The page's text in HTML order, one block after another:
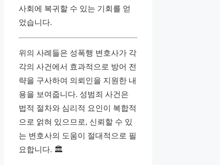
사회에 복귀할 수 있는 기회를 얻
었습니다.
위의 사례들은 성폭행 변호사가 각
각의 사건에서 효과적으로 방어 전
략을 구사하여 의뢰인을 지원한 내
용을 보여줍니다. 성범죄 사건은
법적 절차와 심리적 요인이 복합적
으로 얽혀 있으므로, 신뢰할 수 있
는 변호사의 도움이 절대적으로 필
요합니다. 🏛️